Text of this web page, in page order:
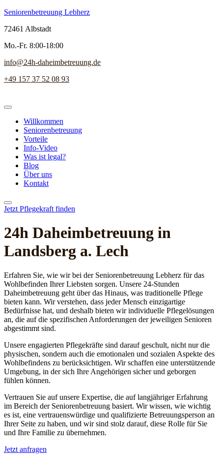
Seniorenbetreuung Lebherz
72461 Albstadt
Mo.-Fr. 8:00-18:00
info@24h-daheimbetreuung.de
+49 157 37 52 08 93
Willkommen
Seniorenbetreuung
Vorteile
Info-Video
Was ist legal?
Blog
Über uns
Kontakt
Jetzt Pflegekraft finden
24h Daheim­betreuung in
Landsberg a. Lech
Erfahren Sie, wie wir bei der Seniorenbetreuung Lebherz für das
Wohlbefinden Ihrer Liebsten sorgen. Unsere 24-Stunden
Daheimbetreuung geht über das Hinaus, was traditionelle Pflege
bieten kann. Wir verstehen, dass jeder Mensch einzigartige
Bedürfnisse hat, und deshalb bieten wir individuelle Pflegelösungen
an, die auf die spezifischen Anforderungen der jeweiligen Senioren
abgestimmt sind.
Unsere engagierten Pflegekräfte sind darauf geschult, nicht nur die
physischen, sondern auch die emotionalen und sozialen Aspekte des
Wohlbefindens zu berücksichtigen. Wir schaffen eine unterstützende
Umgebung, in der sich Ihre Angehörigen sicher und geborgen
fühlen können.
Vertrauen Sie auf unsere Expertise, die auf langjähriger Erfahrung
im Bereich der Seniorenbetreuung basiert. Wir wissen, wie wichtig
es ist, eine vertrauenswürdige und qualifizierte Betreuungsperson an
Ihrer Seite zu haben, und wir sind stolz darauf, diese Rolle für Sie
und Ihre Familie zu übernehmen.
Jetzt anfragen